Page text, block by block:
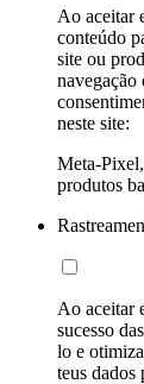
Ao aceitar
conteúdo
site ou
navegação
neste site:
Meta-
produtos
Ao aceitar
sucesso
lo e
teus dados